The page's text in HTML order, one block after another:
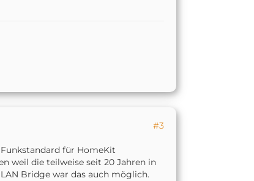
#3
für HomeKit
weil die teilweise seit 20 Jahren in
Bridge war das auch möglich.